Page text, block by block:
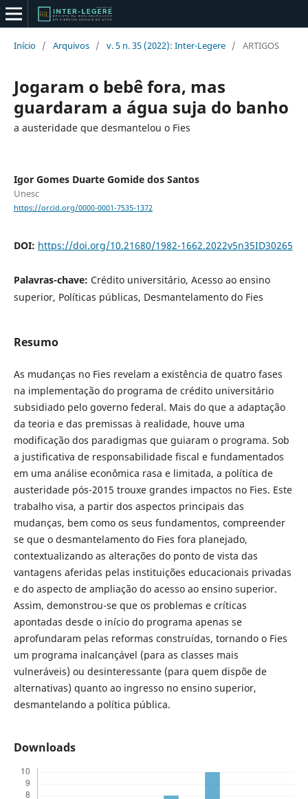
Início / Arquivos / v. 5 n. 35 (2022): Inter-Legere / ARTIGOS
Jogaram o bebê fora, mas
guardaram a água suja do banho
a austeridade que desmantelou o Fies
Igor Gomes Duarte Gomide dos Santos
Unesc
https://orcid.org/0000-0001-7535-1372
DOI: https://doi.org/10.21680/1982-1662.2022v5n35ID30265
Palavras-chave: Crédito universitário, Acesso ao ensino
superior, Políticas públicas, Desmantelamento do Fies
Resumo
As mudanças no Fies revelam a existência de quatro fases
na implementação do programa de crédito universitário
subsidiado pelo governo federal. Mais do que a adaptação
da teoria e das premissas à realidade, houve uma
modificação dos paradigmas que guiaram o programa. Sob
a justificativa de responsabilidade fiscal e fundamentados
em uma análise econômica rasa e limitada, a política de
austeridade pós-2015 trouxe grandes impactos no Fies. Este
trabalho visa, a partir dos aspectos principais das
mudanças, bem como os seus fundamentos, compreender
se que o desmantelamento do Fies fora planejado,
contextualizando as alterações do ponto de vista das
vantagens aferidas pelas instituições educacionais privadas
e do aspecto de ampliação do acesso ao ensino superior.
Assim, demonstrou-se que os problemas e críticas
apontadas desde o início do programa apenas se
aprofundaram pelas reformas construídas, tornando o Fies
um programa inalcançável (para as classes mais
vulneráveis) ou desinteressante (para quem dispõe de
alternativas) quanto ao ingresso no ensino superior,
desmantelando a política pública.
Downloads